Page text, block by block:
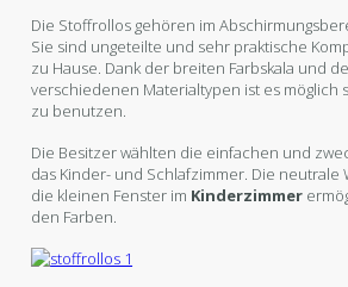
Die Stoffrollos gehören im
Sie sind ungeteilte und sehr praktische
zu Hause. Dank der breiten Farbskala und
verschiedenen Materialtypen ist es möglich
zu benutzen.
Die Besitzer wählten die einfachen und
das Kinder- und Schlafzimmer. Die neutrale
die kleinen Fenster im Kinderzimmer
den Farben.